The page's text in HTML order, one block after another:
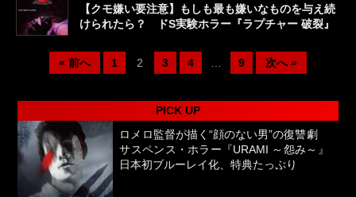
【クモ嫌い要注意】もしも最も嫌いなものを与え続
けられたら？ ドS実験ホラー『ラプチャー 破裂』
« 前へ 1 2 3 4 9 次へ »
PICK UP
ロメロ監督が描く“顔のない男”の復讐劇
サスペンス・ホラー『URAMI ～怨み～』
日本初ブルーレイ化、特典たっぷり